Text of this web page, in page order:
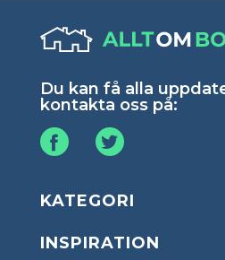
Du kan få alla
kontakta oss på:
KATEGORI
INSPIRATION